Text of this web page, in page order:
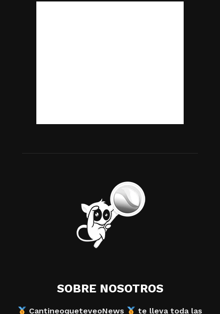
SOBRE NOSOTROS
CantineoqueteveoNews te lleva toda las